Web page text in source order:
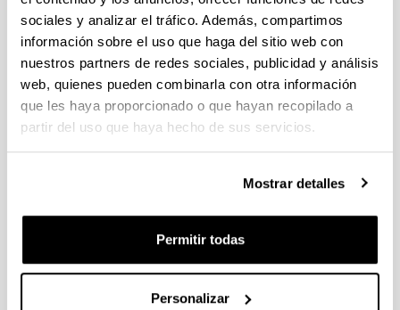
sociales y analizar el tráfico. Además, compartimos
información sobre el uso que haga del sitio web con
nuestros partners de redes sociales, publicidad y análisis
web, quienes pueden combinarla con otra información
que les haya proporcionado o que hayan recopilado a
partir del uso que haya hecho de sus servicios.
Mostrar detalles
Permitir todas
Personalizar
Barudy, J., Páez, D., Martens, J. & Grupo Terapia Colat
Bélgica. (2017). La reconstrucción del sí mismo
traumatizado por la tortura. En E. Lira (Ed.). Lecturas
de Psicología y Política. Crisis politica y daño
psicológico. Colectivo Chileno de Trabajo Psicosocial,
Segunda Edición, (pp.264-270). Santiago de Chile:
Ediciones U. Alberto Hurtado.
Barudy, J., Páez, D., Martens, J. & Grupo Terapia Colat
latinoamericano. En E. Lira (Ed.). Lecturas de
Psicología y Política. Crisis politica y daño psicológico.
Edición, (pp.110-117). Santiago de Chile: Ediciones U.